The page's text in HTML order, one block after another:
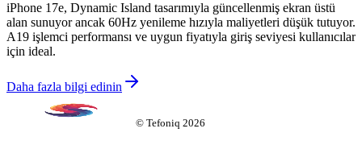
iPhone 17e, Dynamic Island tasarımıyla güncellenmiş ekran üstü
alan sunuyor ancak 60Hz yenileme hızıyla maliyetleri düşük tutuyor.
A19 işlemci performansı ve uygun fiyatıyla giriş seviyesi kullanıcılar
için ideal.
Daha fazla bilgi edinin
© Tefoniq 2026